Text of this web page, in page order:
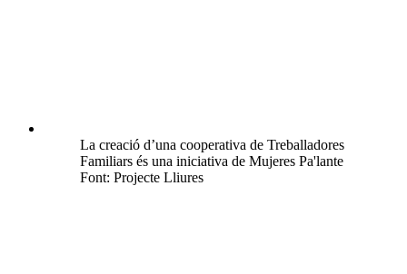
La creació d’una cooperativa de Treballadores
Familiars és una iniciativa de Mujeres Pa'lante
Font: Projecte Lliures